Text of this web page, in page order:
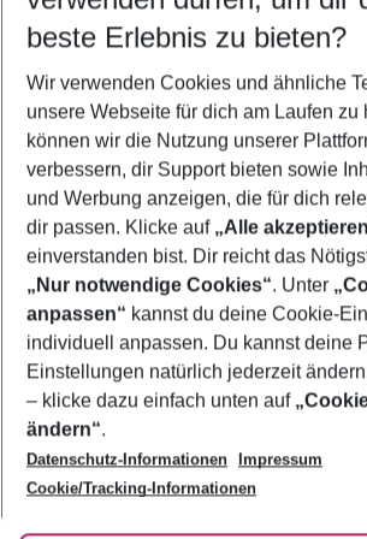
5-8 Nächte
2 Erwachsene Keine Kinder
Mehr Filter anzeigen
Footer
Footer navigation
Über uns
AGB
Bestpreisgarantie
Cookie-Einstellungen ändern
Cookie-Richtlinie
Agenturbetreuung
Barrierefreies Reisen
Folge uns
beste Erlebnis zu bieten?
Wir verwenden Cookies und ähnliche
unsere Webseite für dich am Laufen zu
können wir die Nutzung unserer
verbessern, dir Support bieten sowie
und Werbung anzeigen, die für dich
dir passen. Klicke auf „Alle
einverstanden bist. Dir reicht das
„Nur notwendige Cookies“. Unter
anpassen“ kannst du deine Cookie-
individuell anpassen. Du kannst deine
Einstellungen natürlich jederzeit
– klicke dazu einfach unten auf
ändern“.
Datenschutz-Informationen
Impressum
Cookie/Tracking-Informationen